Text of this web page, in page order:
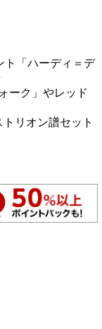
ト「ハーディ＝デ
ーク」やレッド
リオン譜セット